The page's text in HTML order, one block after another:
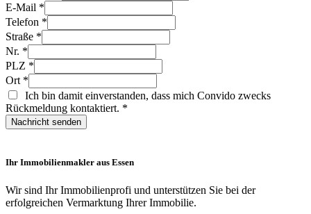
E-Mail *
Telefon *
Straße *
Nr. *
PLZ *
Ort *
Ich bin damit einverstanden, dass mich Convido zwecks
Rückmeldung kontaktiert. *
Nachricht senden
Ihr Immobilienmakler aus Essen
Wir sind Ihr Immobilienprofi und unterstützen Sie bei der
erfolgreichen Vermarktung Ihrer Immobilie.